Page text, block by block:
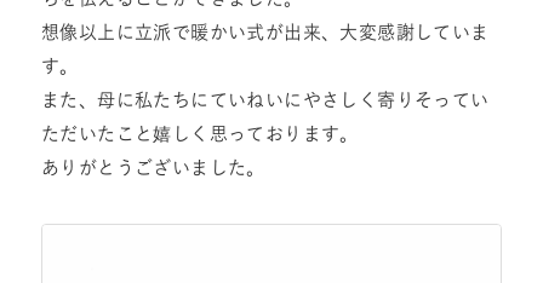
想像以上に立派で暖かい式が出来、大変感謝していま
す。
また、母に私たちにていねいにやさしく寄りそってい
ただいたこと嬉しく思っております。
ありがとうございました。